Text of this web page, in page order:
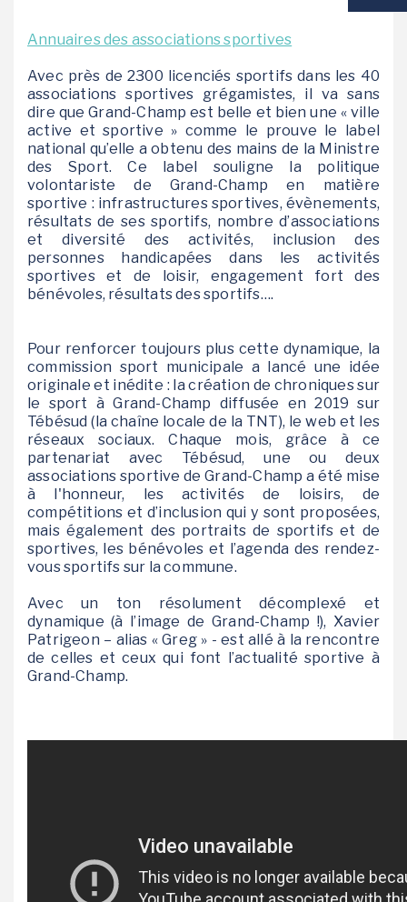
VIE SCOLAIRE
SOCIAL / SOLIDARITÉ
SANTÉ
Annuaires des associations sportives
Avec près de 2300 licenciés sportifs dans les 40
associations sportives grégamistes, il va sans
dire que Grand-Champ est belle et bien une « ville
active et sportive » comme le prouve le label
national qu’elle a obtenu des mains de la Ministre
des Sport. Ce label souligne la politique
volontariste de Grand-Champ en matière
sportive : infrastructures sportives, évènements,
résultats de ses sportifs, nombre d’associations
et diversité des activités, inclusion des
personnes handicapées dans les activités
sportives et de loisir, engagement fort des
bénévoles, résultats des sportifs….
Pour renforcer toujours plus cette dynamique, la
commission sport municipale a lancé une idée
originale et inédite : la création de chroniques sur
le sport à Grand-Champ diffusée en 2019 sur
Tébésud (la chaîne locale de la TNT), le web et les
réseaux sociaux. Chaque mois, grâce à ce
partenariat avec Tébésud, une ou deux
associations sportive de Grand-Champ a été mise
à l'honneur, les activités de loisirs, de
compétitions et d’inclusion qui y sont proposées,
mais également des portraits de sportifs et de
sportives, les bénévoles et l’agenda des rendez-
vous sportifs sur la commune.
Avec un ton résolument décomplexé et
dynamique (à l’image de Grand-Champ !), Xavier
Patrigeon – alias « Greg » - est allé à la rencontre
de celles et ceux qui font l’actualité sportive à
Grand-Champ.